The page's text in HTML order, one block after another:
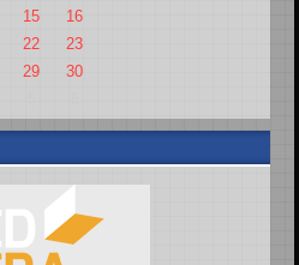
15
16
22
23
29
30